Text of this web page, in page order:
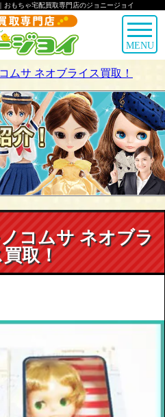
もちゃ宅配買取専門店のジョニージョイ
MENU
ムサ ネオブライス買取！
コムサ ネオブラ
取！